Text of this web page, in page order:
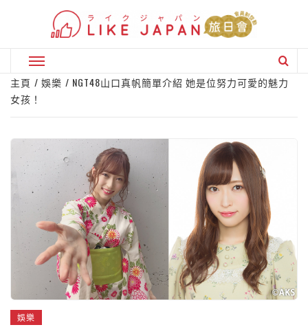
Primary
Menu
主頁 娛樂
NGT48山口真帆簡單介紹 她是位努力可愛的魅力
女孩！
娛樂